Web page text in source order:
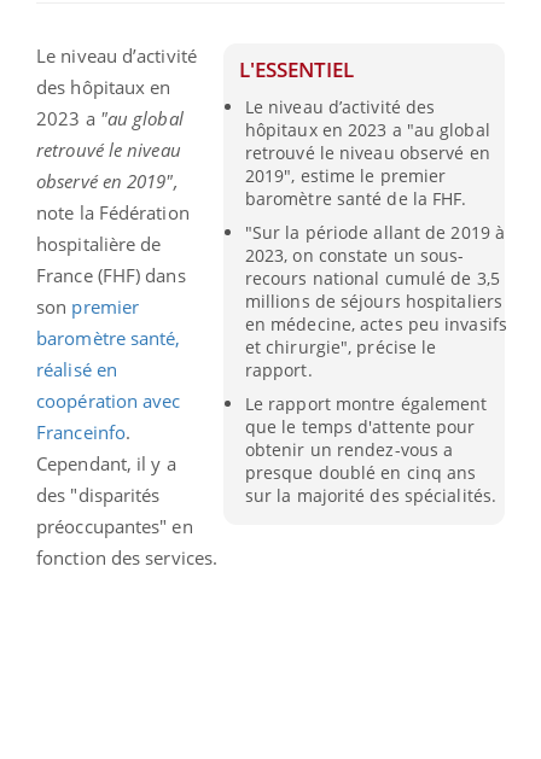
L'ESSENTIEL
Le niveau d’activité des
hôpitaux en 2023 a "au global
retrouvé le niveau observé en
2019", estime le premier
baromètre santé de la FHF.
"Sur la période allant de 2019 à
2023, on constate un sous-
recours national cumulé de 3,5
millions de séjours hospitaliers
en médecine, actes peu invasifs
et chirurgie", précise le
rapport.
Le rapport montre également
que le temps d'attente pour
obtenir un rendez-vous a
presque doublé en cinq ans
sur la majorité des spécialités.
Le niveau d’activité
des hôpitaux en
2023 a "au global
retrouvé le niveau
observé en 2019",
note la Fédération
hospitalière de
France (FHF) dans
son premier
baromètre santé,
réalisé en
coopération avec
Franceinfo.
Cependant, il y a
des "disparités
préoccupantes" en
fonction des services.